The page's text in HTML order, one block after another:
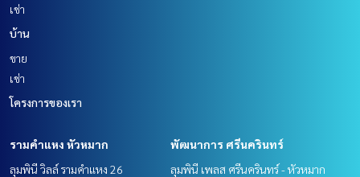
เช่า
บ้าน
ขาย
เช่า
โครงการของเรา
รามคำแหง หัวหมาก
ลุมพินี วิลล์ รามคำแหง 26
พัฒนาการ ศรีนครินทร์
ลุมพินี เพลส ศรีนครินทร์ - หัวหมาก